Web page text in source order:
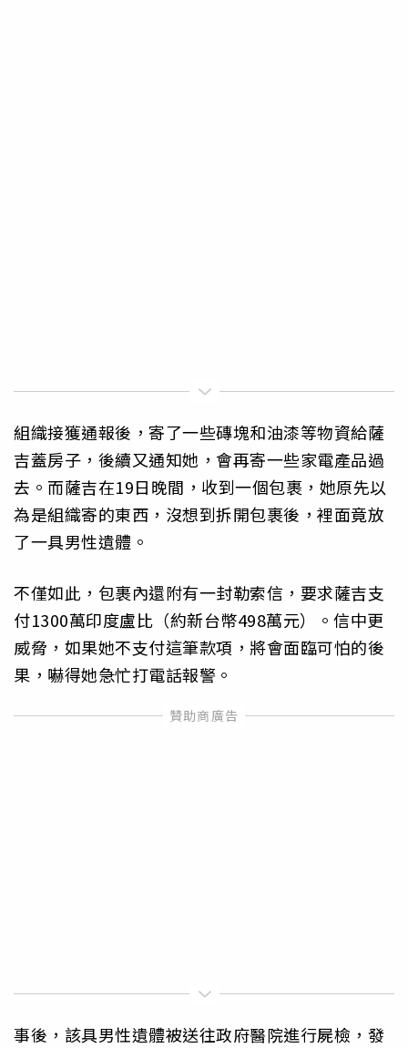
組織接獲通報後，寄了一些磚塊和油漆等物資給薩
吉蓋房子，後續又通知她，會再寄一些家電產品過
去。而薩吉在19日晚間，收到一個包裹，她原先以
為是組織寄的東西，沒想到拆開包裹後，裡面竟放
了一具男性遺體。
不僅如此，包裹內還附有一封勒索信，要求薩吉支
付1300萬印度盧比（約新台幣498萬元）。信中更
威脅，如果她不支付這筆款項，將會面臨可怕的後
果，嚇得她急忙打電話報警。
事後，該具男性遺體被送往政府醫院進行屍檢，發